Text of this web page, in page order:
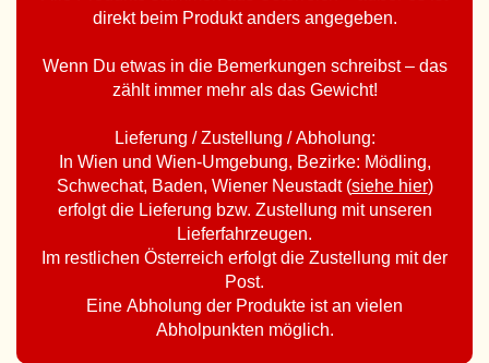
direkt beim Produkt anders angegeben.
Wenn Du etwas in die Bemerkungen schreibst – das
zählt immer mehr als das Gewicht!
Lieferung / Zustellung / Abholung:
In Wien und Wien-Umgebung, Bezirke: Mödling,
Schwechat, Baden, Wiener Neustadt (siehe hier)
erfolgt die Lieferung bzw. Zustellung mit unseren
Lieferfahrzeugen.
Im restlichen Österreich erfolgt die Zustellung mit der
Post.
Eine Abholung der Produkte ist an vielen
Abholpunkten möglich.